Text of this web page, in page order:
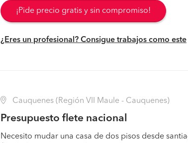
¡Pide precio gratis y sin compromiso!
¿Eres un profesional? Consigue trabajos como este
Cauquenes (Región VII Maule - Cauquenes)
Presupuesto flete nacional
Necesito mudar una casa de dos pisos desde